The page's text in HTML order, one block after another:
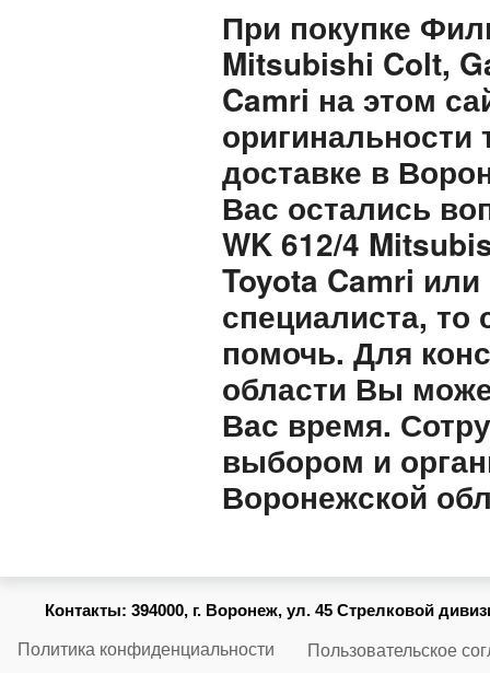
При покупке
Mitsubishi Colt,
Camri на этом
оригинальности
доставке в
Вас остались
WK 612/4
Toyota Camri
специалиста,
помочь. Для
области Вы
Вас время.
выбором и
Воронежской
Контакты: 394000, г. Воронеж, ул. 45 Стрелковой
Политика конфиденциальности Пользовательское